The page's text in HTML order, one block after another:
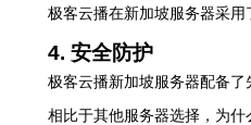
极客云播在新加坡服务器采
4. 安全防护
极客云播新加坡服务器配备了
相比于其他服务器选择，为什